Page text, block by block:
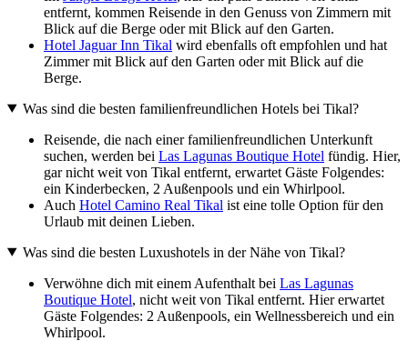
entfernt, kommen Reisende in den Genuss von Zimmern mit
Blick auf die Berge oder mit Blick auf den Garten.
Hotel Jaguar Inn Tikal wird ebenfalls oft empfohlen und hat
Zimmer mit Blick auf den Garten oder mit Blick auf die
Berge.
Was sind die besten familienfreundlichen Hotels bei Tikal?
Reisende, die nach einer familienfreundlichen Unterkunft
suchen, werden bei Las Lagunas Boutique Hotel fündig. Hier,
gar nicht weit von Tikal entfernt, erwartet Gäste Folgendes:
ein Kinderbecken, 2 Außenpools und ein Whirlpool.
Auch Hotel Camino Real Tikal ist eine tolle Option für den
Urlaub mit deinen Lieben.
Was sind die besten Luxushotels in der Nähe von Tikal?
Verwöhne dich mit einem Aufenthalt bei Las Lagunas
Boutique Hotel, nicht weit von Tikal entfernt. Hier erwartet
Gäste Folgendes: 2 Außenpools, ein Wellnessbereich und ein
Whirlpool.